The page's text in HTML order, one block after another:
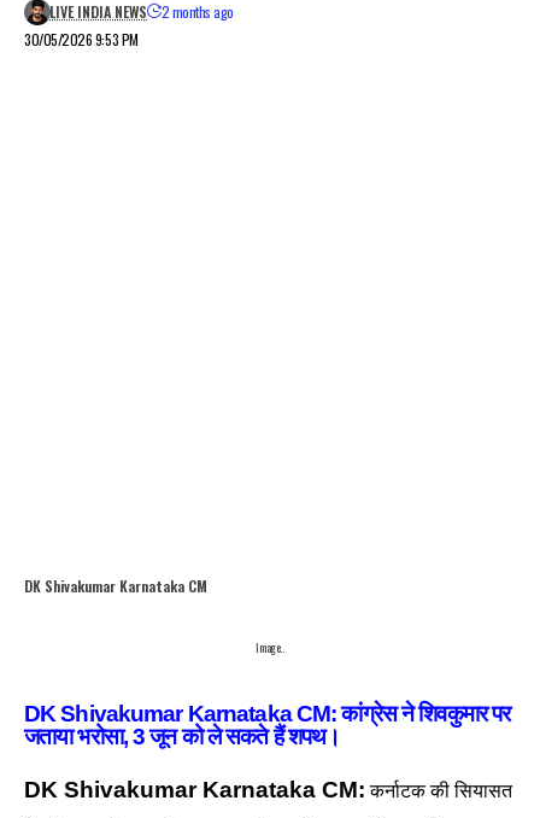
30/05/2026 9:53 PM
LIVE INDIA NEWS 2 months ago
DK Shivakumar Karnataka CM
Image..
DK Shivakumar Karnataka CM: कांग्रेस ने शिवकुमार पर
जताया भरोसा, 3 जून को ले सकते हैं शपथ।
DK Shivakumar Karnataka CM: कर्नाटक की सियासत